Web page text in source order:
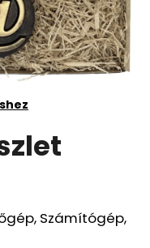
Számítógép,